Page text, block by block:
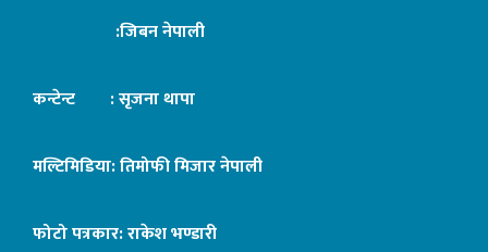
:जिबन नेपाली
कन्टेन्ट : सृजना थापा
मल्टिमिडिया: तिमोफी मिजार नेपाली
फोटो पत्रकार: राकेश भण्डारी